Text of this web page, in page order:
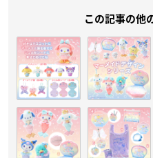
この記事の他